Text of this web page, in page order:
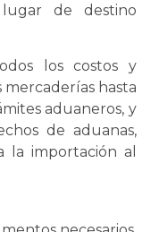
de destino
los costos y
mercaderías hasta
aduaneros, y
de aduanas,
la importación al